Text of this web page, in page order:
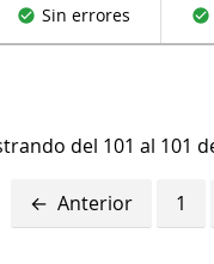
Sin errores
del 101 al 101
Anterior 1